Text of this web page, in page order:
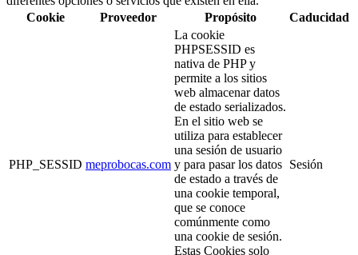
Cookie
Proveedor Propósito Caducidad
PHP_SESSID meprobocas.com
La cookie
PHPSESSID es
nativa de PHP y
permite a los sitios
web almacenar datos
de estado serializados.
En el sitio web se
utiliza para establecer
una sesión de usuario
y para pasar los datos
de estado a través de
una cookie temporal,
que se conoce
comúnmente como
una cookie de sesión.
Estas Cookies solo
Sesión